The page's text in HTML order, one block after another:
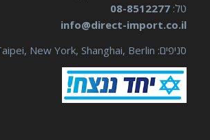
טל: 08-8512277
info@direct-import.co.il
סניפים: Taipei, New York, Shanghai, Berlin